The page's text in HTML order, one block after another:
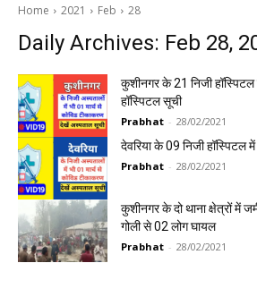
Home 2021 Feb 28
Daily Archives: Feb 28,
कुशीनगर के 21 निजी
हॉस्पिटल सूची
Prabhat - 28/02/2021
देवरिया के 09 निजी हॉस्पिटल
Prabhat - 28/02/2021
कुशीनगर के दो थाना क्षेत्रों में
गोली से 02 लोग घायल
Prabhat - 28/02/2021